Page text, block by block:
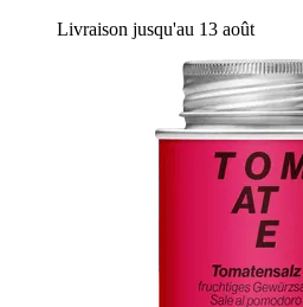
Livraison jusqu'au 13 août